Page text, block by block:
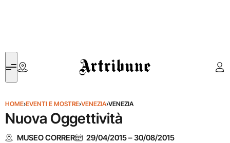
Artribune
HOME›EVENTI E MOSTRE›VENEZIA›VENEZIA
Nuova Oggettività
MUSEO CORRER 29/04/2015–30/08/2015